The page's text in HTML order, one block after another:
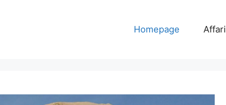
Homepage Affari